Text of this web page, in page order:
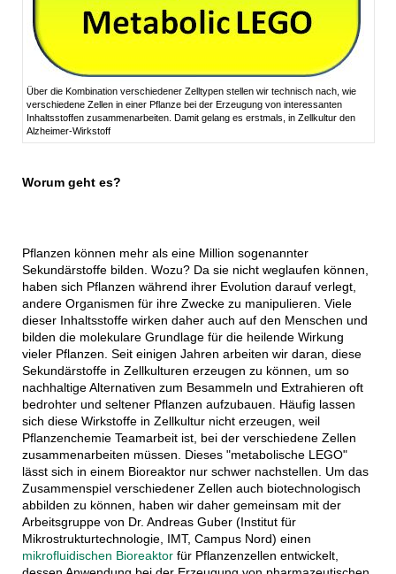
Über die Kombination verschiedener Zelltypen stellen wir technisch nach, wie
verschiedene Zellen in einer Pflanze bei der Erzeugung von interessanten
Inhaltsstoffen zusammenarbeiten. Damit gelang es erstmals, in Zellkultur den
Alzheimer-Wirkstoff
Worum geht es?
Pflanzen können mehr als eine Million sogenannter
Sekundärstoffe bilden. Wozu? Da sie nicht weglaufen können,
haben sich Pflanzen während ihrer Evolution darauf verlegt,
andere Organismen für ihre Zwecke zu manipulieren. Viele
dieser Inhaltsstoffe wirken daher auch auf den Menschen und
bilden die molekulare Grundlage für die heilende Wirkung
vieler Pflanzen. Seit einigen Jahren arbeiten wir daran, diese
Sekundärstoffe in Zellkulturen erzeugen zu können, um so
nachhaltige Alternativen zum Besammeln und Extrahieren oft
bedrohter und seltener Pflanzen aufzubauen. Häufig lassen
sich diese Wirkstoffe in Zellkultur nicht erzeugen, weil
Pflanzenchemie Teamarbeit ist, bei der verschiedene Zellen
zusammenarbeiten müssen. Dieses "metabolische LEGO"
lässt sich in einem Bioreaktor nur schwer nachstellen. Um das
Zusammenspiel verschiedener Zellen auch biotechnologisch
abbilden zu können, haben wir daher gemeinsam mit der
Arbeitsgruppe von Dr. Andreas Guber (Institut für
Mikrostrukturtechnologie, IMT, Campus Nord) einen
mikrofluidischen Bioreaktorfür Pflanzenzellen entwickelt,